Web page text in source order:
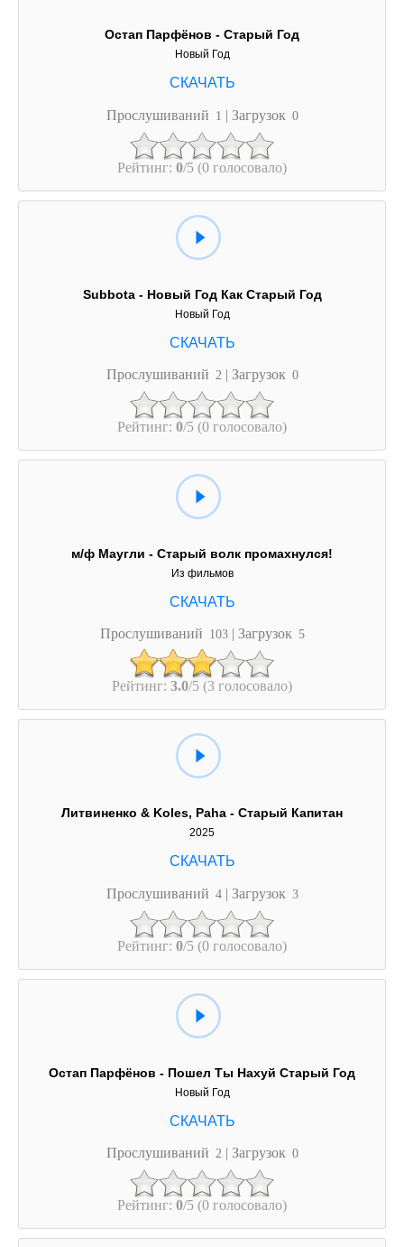
Остап Парфёнов - Старый Год
Новый Год
Прослушиваний 1 | Загрузок 0
Рейтинг: 0/5 (0 голосовало)
Subbota - Новый Год Как Старый Год
Новый Год
Прослушиваний 2 | Загрузок 0
Рейтинг: 0/5 (0 голосовало)
м/ф Маугли - Старый волк промахнулся!
Из фильмов
Прослушиваний 103 | Загрузок 5
Рейтинг: 3.0/5 (3 голосовало)
Литвиненко & Koles, Paha - Старый Капитан
2025
Прослушиваний 4 | Загрузок 3
Рейтинг: 0/5 (0 голосовало)
Остап Парфёнов - Пошел Ты Нахуй Старый Год
Новый Год
Прослушиваний 2 | Загрузок 0
Рейтинг: 0/5 (0 голосовало)